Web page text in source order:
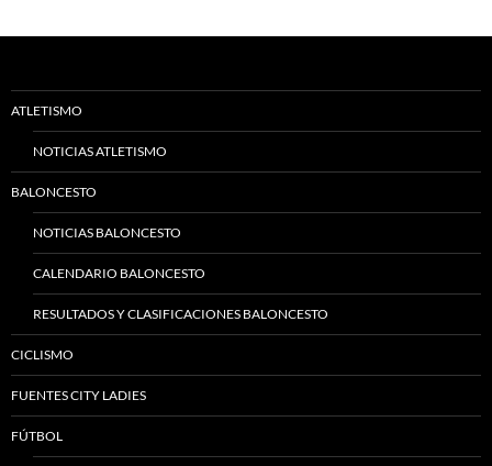
ATLETISMO
NOTICIAS ATLETISMO
BALONCESTO
NOTICIAS BALONCESTO
CALENDARIO BALONCESTO
RESULTADOS Y CLASIFICACIONES BALONCESTO
CICLISMO
FUENTES CITY LADIES
FÚTBOL